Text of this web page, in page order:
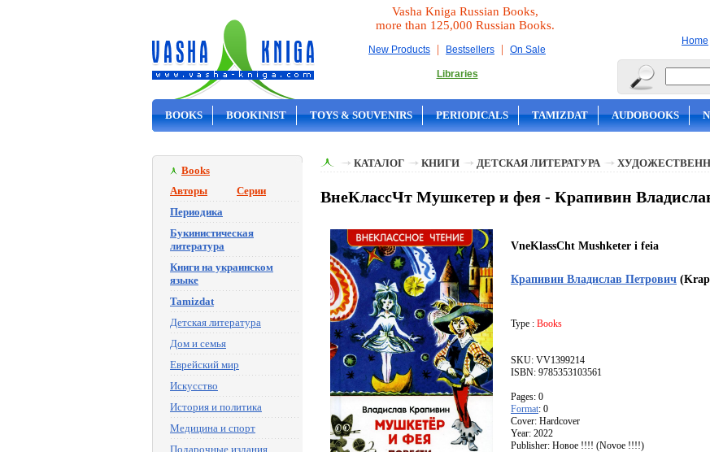
Vasha Kniga Russian Books,
more than 125,000 Russian Books.
New Products | Bestsellers | On Sale
Libraries
Home
BOOKS BOOKINIST TOYS & SOUVENIRS PERIODICALS TAMIZDAT AUDOBOOKS
Books
Авторы
Серии
Периодика
Букинистическая
литература
Книги на украинском
языке
Tamizdat
Детская литература
Дом и семья
Еврейский мир
Искусство
История и политика
Медицина и спорт
Подарочные издания
КАТАЛОГ КНИГИ ДЕТСКАЯ ЛИТЕРАТУРА
ВнеКлассЧт Мушкетер и фея - Крапивин
VneKlassCht Mushketer i feia
Крапивин Владислав Петрович
Type : Books
SKU: VV1399214
ISBN: 9785353103561
Pages: 0
Format: 0
Cover: Hardcover
Year: 2022
Publisher: Новое !!!! (Novoe !!!!)